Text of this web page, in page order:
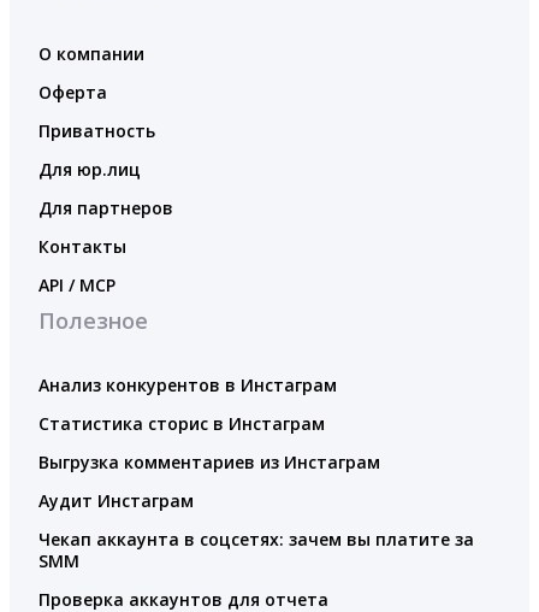
О компании
Оферта
Приватность
Для юр.лиц
Для партнеров
Контакты
API / MCP
Полезное
Анализ конкурентов в Инстаграм
Статистика сторис в Инстаграм
Выгрузка комментариев из Инстаграм
Аудит Инстаграм
Чекап аккаунта в соцсетях: зачем вы платите за
SMM
Проверка аккаунтов для отчета